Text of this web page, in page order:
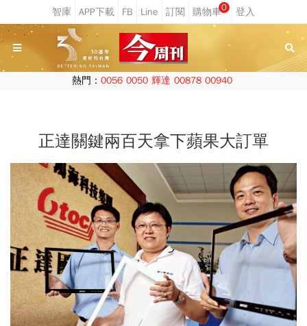
0
熱門： 0056 0050 輝達 00878 00940
正達關鍵兩百天拿下蘋果大訂單